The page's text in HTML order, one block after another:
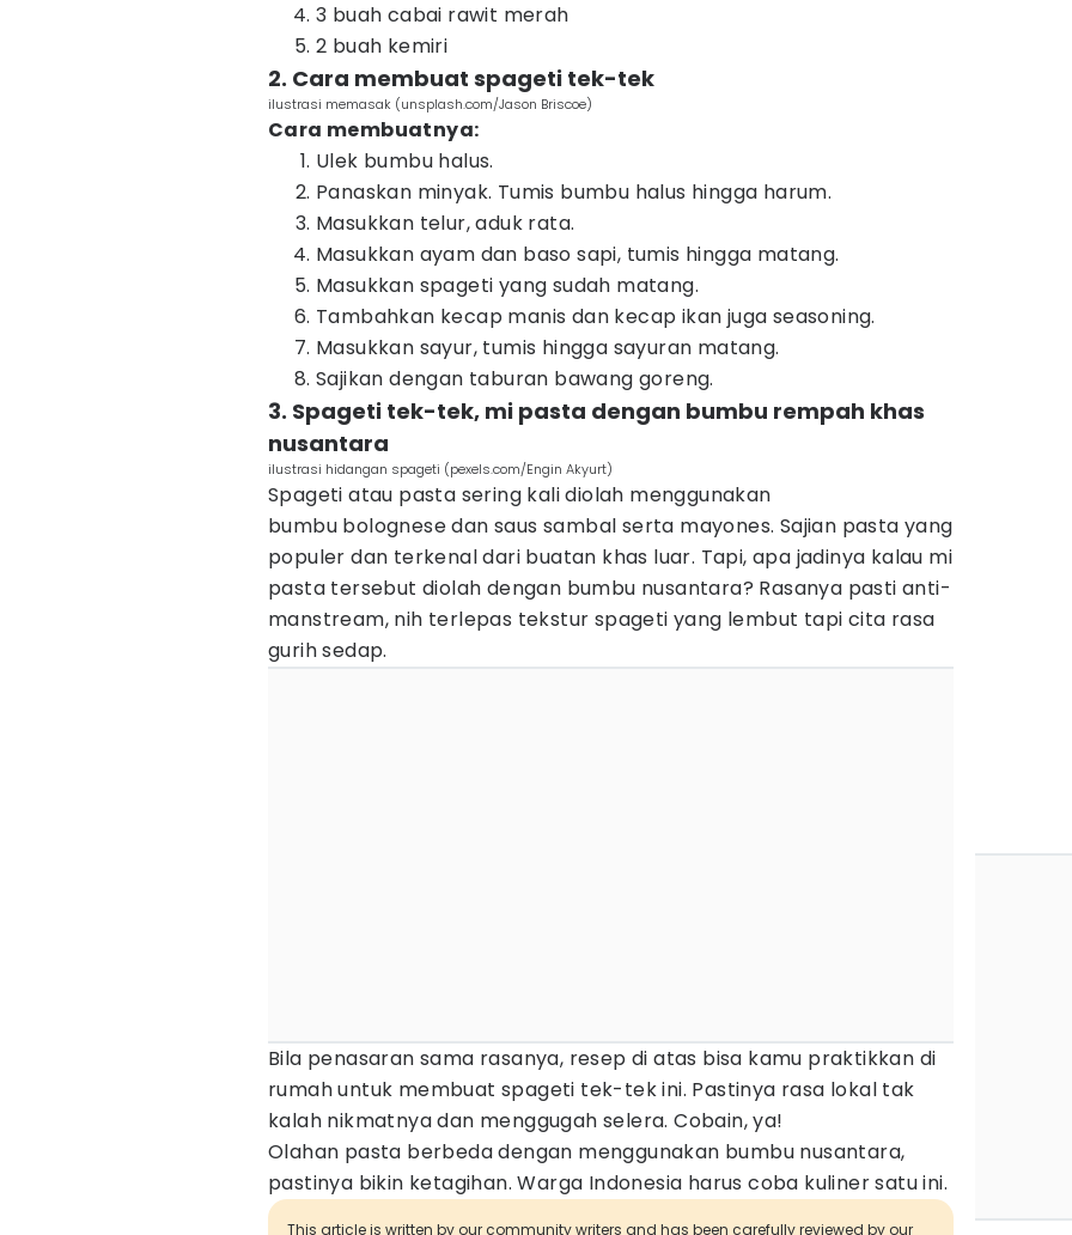
3 buah cabai rawit merah
2 buah kemiri
2. Cara membuat spageti tek-tek
ilustrasi memasak (unsplash.com/Jason Briscoe)
Cara membuatnya:
Ulek bumbu halus.
Panaskan minyak. Tumis bumbu halus hingga harum.
Masukkan telur, aduk rata.
Masukkan ayam dan baso sapi, tumis hingga matang.
Masukkan spageti yang sudah matang.
Tambahkan kecap manis dan kecap ikan juga seasoning.
Masukkan sayur, tumis hingga sayuran matang.
Sajikan dengan taburan bawang goreng.
3. Spageti tek-tek, mi pasta dengan bumbu rempah khas
nusantara
ilustrasi hidangan spageti (pexels.com/Engin Akyurt)
Spageti atau pasta sering kali diolah menggunakan
bumbu bolognese dan saus sambal serta mayones. Sajian pasta yang
populer dan terkenal dari buatan khas luar. Tapi, apa jadinya kalau mi
pasta tersebut diolah dengan bumbu nusantara? Rasanya pasti anti-
manstream, nih terlepas tekstur spageti yang lembut tapi cita rasa
gurih sedap.
Bila penasaran sama rasanya, resep di atas bisa kamu praktikkan di
rumah untuk membuat spageti tek-tek ini. Pastinya rasa lokal tak
kalah nikmatnya dan menggugah selera. Cobain, ya!
Olahan pasta berbeda dengan menggunakan bumbu nusantara,
pastinya bikin ketagihan. Warga Indonesia harus coba kuliner satu ini.
This article is written by our community writers and has been carefully reviewed by our